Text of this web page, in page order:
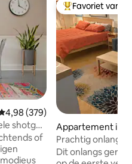
beoordeling van
4,98 (379)
shotgun
of
Topfavoriet van
Favoriet van
Appartement in
ns
Prachtig onlangs
Broadmoor-uitje
Dit onlangs